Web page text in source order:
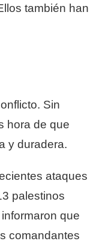
también han
Sin
hora de que
y duradera.
ataques
palestinos
que
comandantes